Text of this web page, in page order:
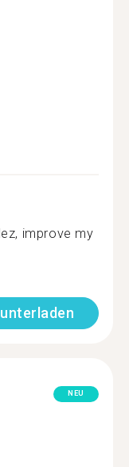
improve my
NEU